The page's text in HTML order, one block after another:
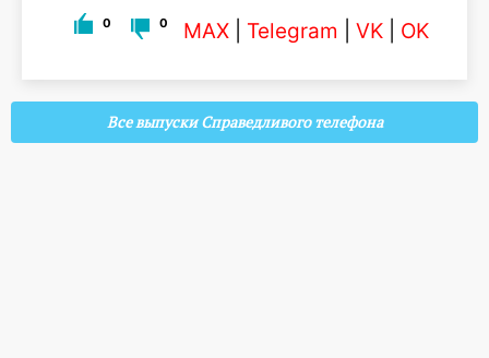
0 0 MAX Telegram VK OK
Все выпуски Справедливого телефона